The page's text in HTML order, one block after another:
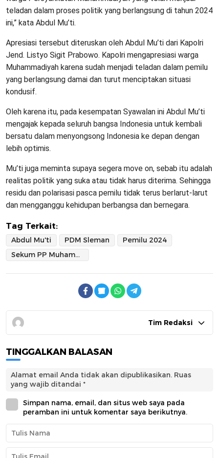
teladan dalam proses politik yang berlangsung di tahun 2024
ini,” kata Abdul Mu’ti.
Apresiasi tersebut diteruskan oleh Abdul Mu’ti dari Kapolri
Jend. Listyo Sigit Prabowo. Kapolri mengapresiasi warga
Muhammadiyah karena sudah menjadi teladan dalam pemilu
yang berlangsung damai dan turut menciptakan situasi
kondusif.
Oleh karena itu, pada kesempatan Syawalan ini Abdul Mu’ti
mengajak kepada seluruh bangsa Indonesia untuk kembali
bersatu dalam menyongsong Indonesia ke depan dengan
lebih optimis.
Mu’ti juga meminta supaya segera move on, sebab itu adalah
realitas politik yang suka atau tidak harus diterima. Sehingga
residu dan polarisasi pasca pemilu tidak terus berlarut-larut
dan mengganggu kehidupan berbangsa dan bernegara.
Tag Terkait:
Abdul Mu'ti PDM Sleman
Pemilu 2024
Sekum PP Muhammadiyah
Tim Redaksi
TINGGALKAN BALASAN
Alamat email Anda tidak akan dipublikasikan. Ruas
yang wajib ditandai *
Simpan nama, email, dan situs web saya pada
peramban ini untuk komentar saya berikutnya.